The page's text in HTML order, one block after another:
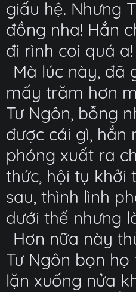
giấu hệ. Nhưng
đồng nha! Hắn
đi rình coi quá a!
Mà lúc này, đã
mấy trăm hơn
Tư Ngôn, bỗng
được cái gì, hắn
phóng xuất ra
thức, hội tụ khởi
sau, thình lình
dưới thế nhưng
Hơn nữa này
Tư Ngôn bọn họ
lặn xuống nửa